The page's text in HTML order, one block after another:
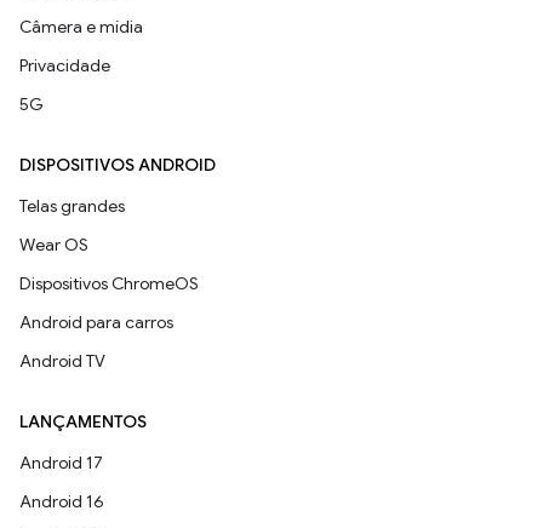
Câmera e mídia
Privacidade
5G
DISPOSITIVOS ANDROID
Telas grandes
Wear OS
Dispositivos ChromeOS
Android para carros
Android TV
LANÇAMENTOS
Android 17
Android 16